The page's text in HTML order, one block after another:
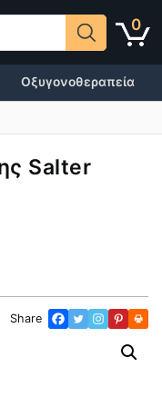
0
Οξυγονοθεραπεία
Salter
Share